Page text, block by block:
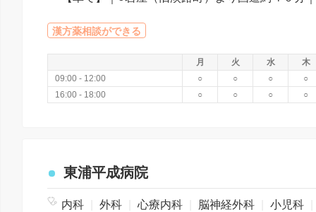
漢方薬相談ができる
月 火 水
木
09:00 - 12:00
○ ○ ○
○
16:00 - 18:00
○ ○ ○ ○
東浦平成病院
内科 外科 心療内科 脳神経外科 小児科